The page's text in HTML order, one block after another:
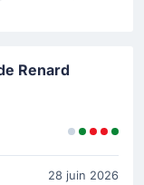
Renard
28 juin 2026